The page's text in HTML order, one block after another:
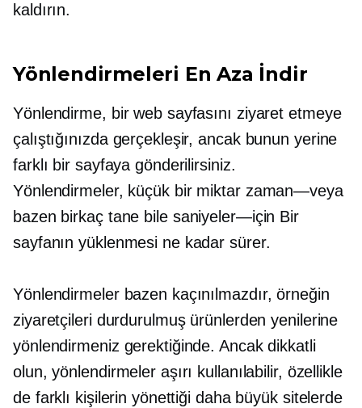
kaldırın.
Yönlendirmeleri En Aza İndir
Yönlendirme, bir web sayfasını ziyaret etmeye
çalıştığınızda gerçekleşir, ancak bunun yerine
farklı bir sayfaya gönderilirsiniz.
Yönlendirmeler, küçük bir miktar zaman—veya
bazen birkaç tane bile saniyeler—için Bir
sayfanın yüklenmesi ne kadar sürer.
Yönlendirmeler bazen kaçınılmazdır, örneğin
ziyaretçileri durdurulmuş ürünlerden yenilerine
yönlendirmeniz gerektiğinde. Ancak dikkatli
olun, yönlendirmeler aşırı kullanılabilir, özellikle
de farklı kişilerin yönettiği daha büyük sitelerde